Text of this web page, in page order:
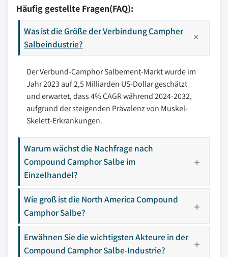
Häufig gestellte Fragen(FAQ):
Was ist die Größe der Verbindung Campher
Salbeindustrie?
Der Verbund-Camphor Salbement-Markt wurde im
Jahr 2023 auf 2,5 Milliarden US-Dollar geschätzt
und erwartet, dass 4% CAGR während 2024-2032,
aufgrund der steigenden Prävalenz von Muskel-
Skelett-Erkrankungen.
Warum wächst die Nachfrage nach
Compound Camphor Salbe im
Einzelhandel?
Wie groß ist die North America Compound
Camphor Salbe?
Erwähnen Sie die wichtigsten Akteure in der
Compound Camphor Salbe-Industrie?